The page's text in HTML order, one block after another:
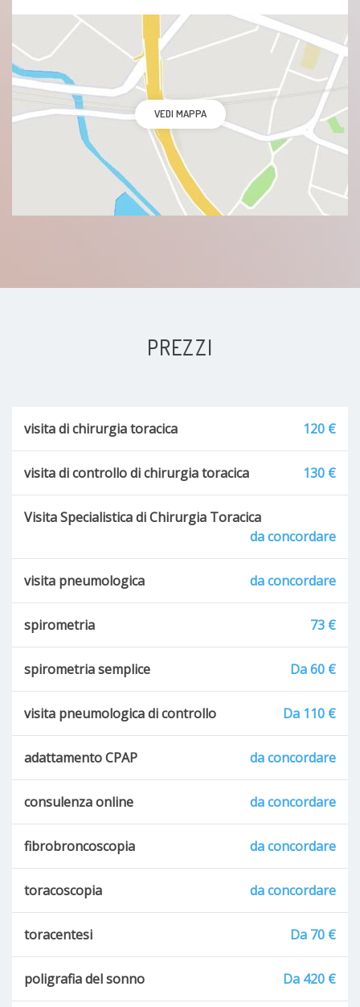
VEDI MAPPA
PREZZI
visita di chirurgia toracica 120 €
visita di controllo di chirurgia toracica 130 €
Visita Specialistica di Chirurgia Toracica
da concordare
visita pneumologica da concordare
spirometria 73 €
spirometria semplice Da 60 €
visita pneumologica di controllo Da 110 €
adattamento CPAP da concordare
consulenza online da concordare
fibrobroncoscopia da concordare
toracoscopia da concordare
toracentesi Da 70 €
poligrafia del sonno Da 420 €